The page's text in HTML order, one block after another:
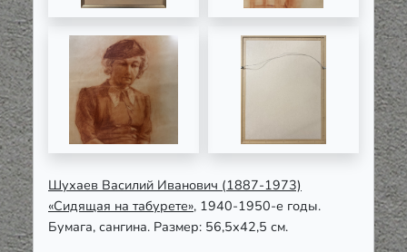
Шухаев Василий Иванович (1887-1973)
«Сидящая на табурете», 1940-1950-е годы.
Бумага, сангина. Размер: 56,5х42,5 см.